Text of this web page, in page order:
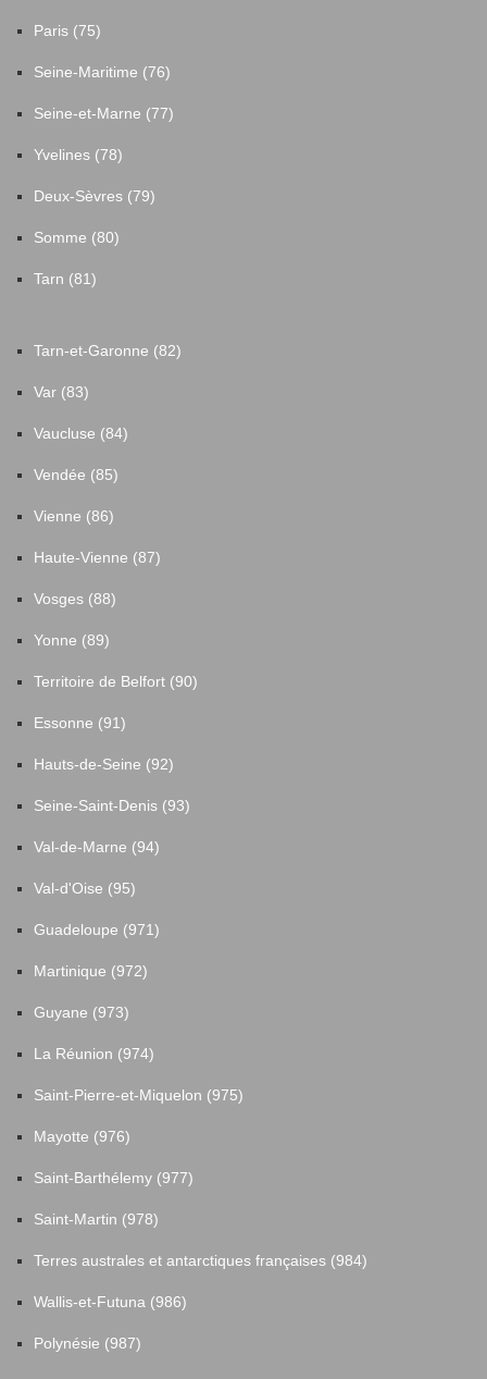
Paris (75)
Seine-Maritime (76)
Seine-et-Marne (77)
Yvelines (78)
Deux-Sèvres (79)
Somme (80)
Tarn (81)
Tarn-et-Garonne (82)
Var (83)
Vaucluse (84)
Vendée (85)
Vienne (86)
Haute-Vienne (87)
Vosges (88)
Yonne (89)
Territoire de Belfort (90)
Essonne (91)
Hauts-de-Seine (92)
Seine-Saint-Denis (93)
Val-de-Marne (94)
Val-d'Oise (95)
Guadeloupe (971)
Martinique (972)
Guyane (973)
La Réunion (974)
Saint-Pierre-et-Miquelon (975)
Mayotte (976)
Saint-Barthélemy (977)
Saint-Martin (978)
Terres australes et antarctiques françaises (984)
Wallis-et-Futuna (986)
Polynésie (987)